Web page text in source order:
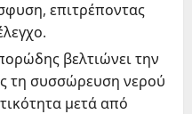
επιτρέποντας
βελτιώνει την
τη συσσώρευση νερού
μετά από